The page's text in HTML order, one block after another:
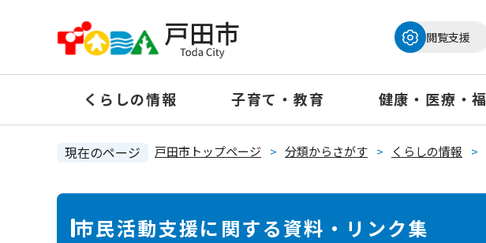
の
頭
閲覧支援
くらしの情報 子育て・教育 健康・医療・
現在のページ 戸田市トップページ > 分類からさがす > くらしの情報 >
本
市民活動支援に関する資料・リンク集